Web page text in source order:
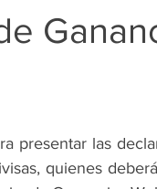
Créditos IFE
presentar las
quienes